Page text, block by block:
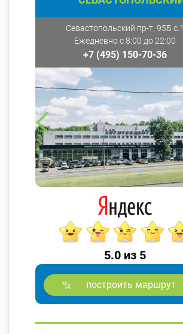
Севастопольский пр-т, 95Б с.1
Ежедневно с 8:00 до 22:00
+7 (495) 150-70-36
5.0 из 5
построить маршрут